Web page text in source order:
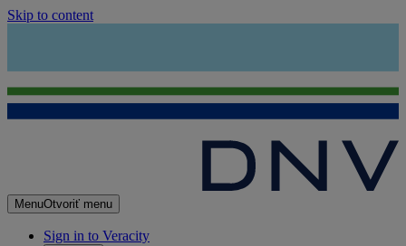
Skip to content
MenuOtvoriť menu
Sign in to Veracity